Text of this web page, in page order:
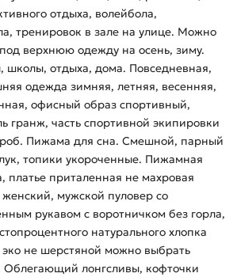
отдыха, волейбола,
тренировок в зале на улице. Можно
верхнюю одежду на осень, зиму.
школы, отдыха, дома. Повседневная,
одежда зимняя, летняя, весенняя,
офисный образ спортивный,
гранж, часть спортивной экипировки
Пижама для сна. Смешной, парный
топики укороченные. Пижамная
платье приталенная не махровая
мужской пуловер со
рукавом с воротничком без горла,
натурального хлопка
эко не шерстяной можно выбрать
Облегающий лонгсливы, кофточки